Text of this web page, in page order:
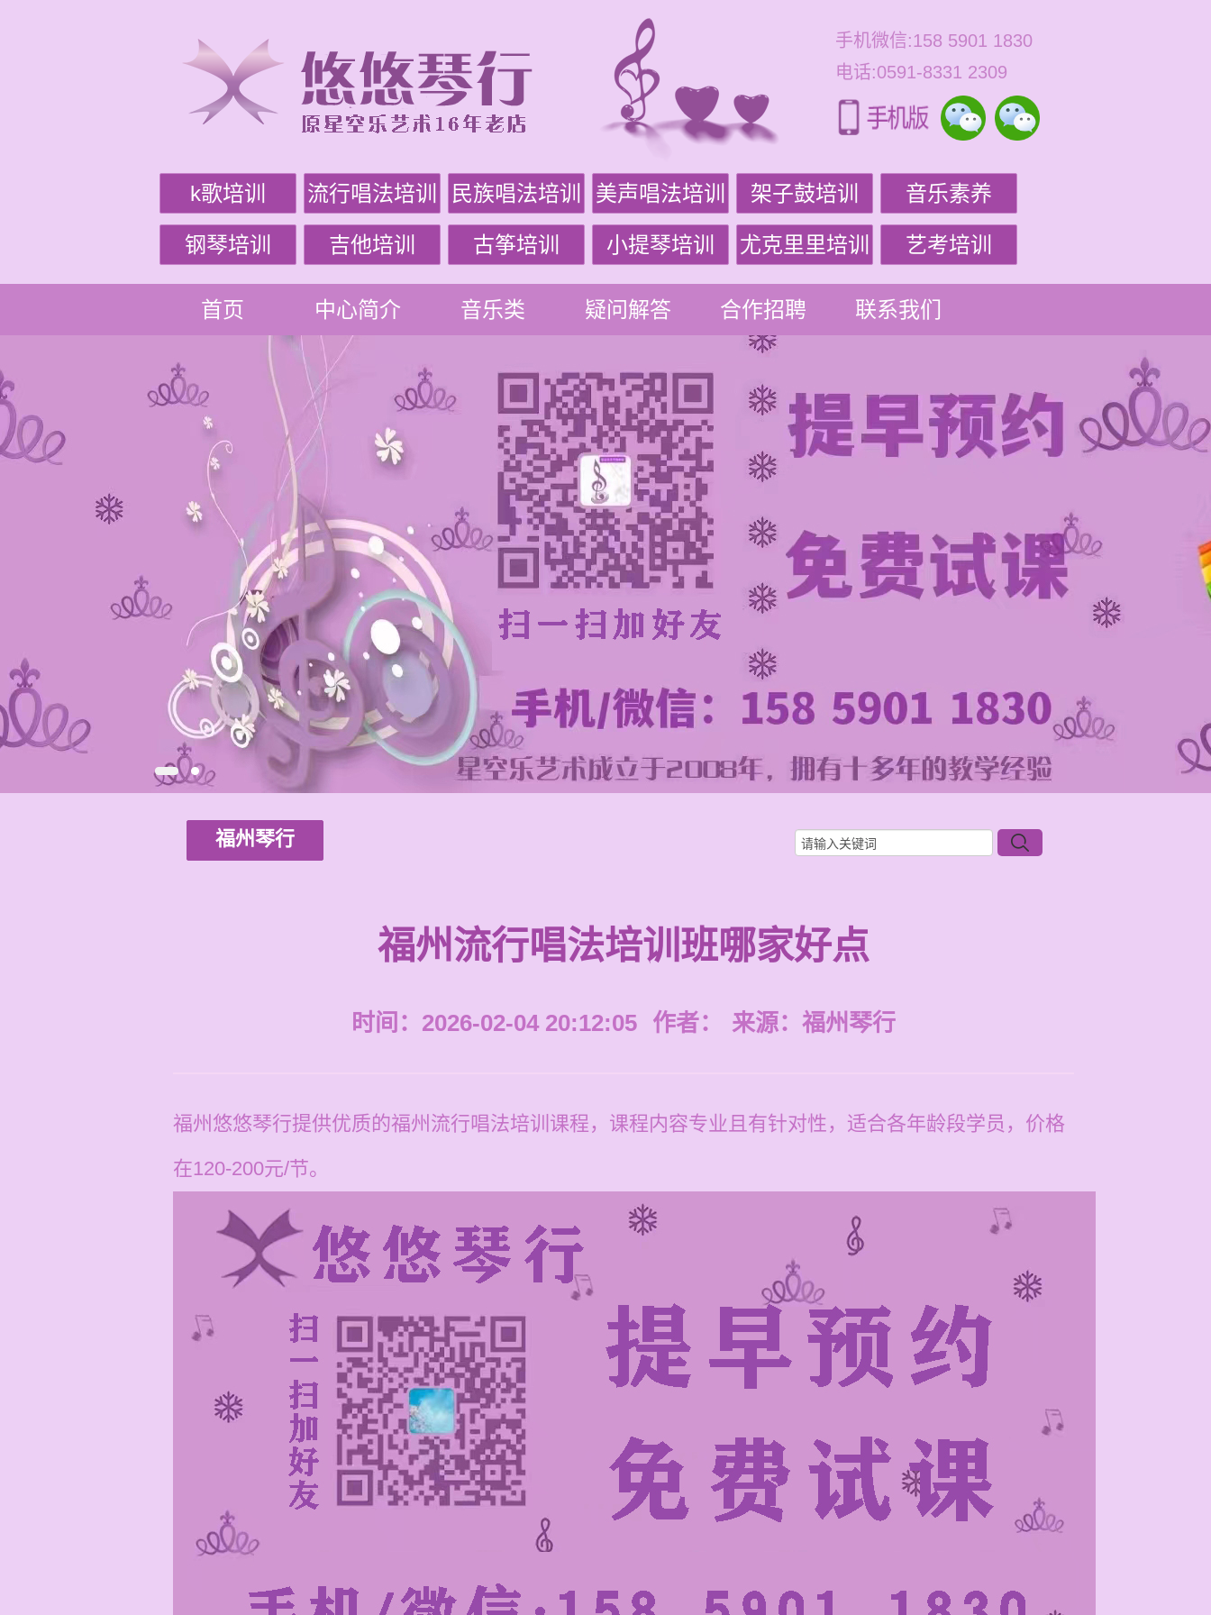
手机微信:158 5901 1830
电话:0591-8331 2309
k歌培训 流行唱法培训 民族唱法培训 美声唱法培训 架子鼓培训 音乐素养
钢琴培训 吉他培训 古筝培训 小提琴培训 尤克里里培训 艺考培训
首页 中心简介 音乐类 疑问解答 合作招聘 联系我们
福州琴行
福州流行唱法培训班哪家好点
时间：2026-02-04 20:12:05 作者： 来源： 福州琴行
福州悠悠琴行提供优质的福州流行唱法培训课程，课程内容专业且有针对性，适合各年龄段学员，价格
在120-200元/节。